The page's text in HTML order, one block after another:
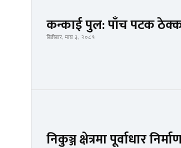
कन्काई पुल: पाँच पटक
बिहीबार, माघ ३, २०८१
निकुञ्ज क्षेत्रमा पूर्वाधार